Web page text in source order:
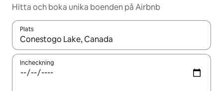
Hitta och boka unika boenden på Airbnb
Plats
När resultaten är tillgängliga kan du navigera med upp- och
Incheckning